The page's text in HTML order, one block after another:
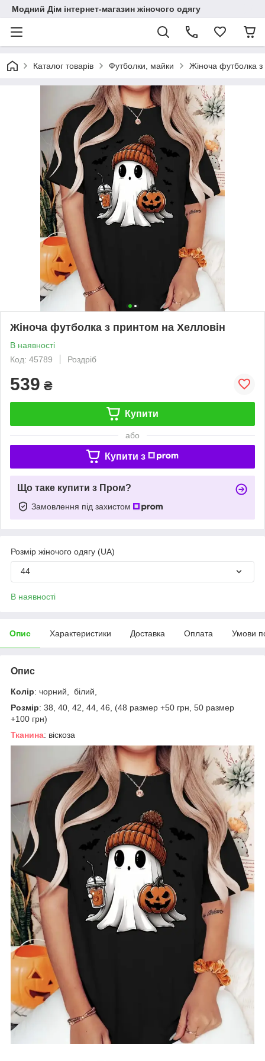
Модний Дім інтернет-магазин жіночого одягу
Каталог товарів Футболки, майки Жіноча футболка
Жіноча футболка з принтом на Хелловін
В наявності
Код: 45789
Роздріб
539 ₴
Купити
або
Купити з
Що таке купити з Пром?
Замовлення під захистом
Розмір жіночого одягу (UA)
44
В наявності
Опис Характеристики Доставка Оплата Умови
Опис
Колір: чорний, білий,
Розмір: 38, 40, 42, 44, 46, (48 размер +50 грн, 50 размер
+100 грн)
Тканина: віскоза